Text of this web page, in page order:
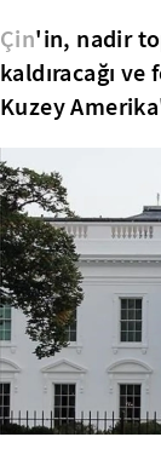
Çin'in, nadir
kaldıracağı
Kuzey